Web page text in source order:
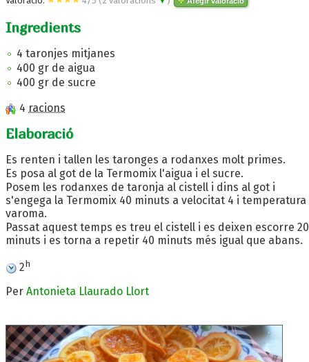
Ingredients
4 taronjes mitjanes
400 gr de aigua
400 gr de sucre
4 racions
Elaboració
Es renten i tallen les taronges a rodanxes molt primes.
Es posa al got de la Termomix l'aigua i el sucre.
Posem les rodanxes de taronja al cistell i dins al got i
s'engega la Termomix 40 minuts a velocitat 4 i temperatura
varoma.
Passat aquest temps es treu el cistell i es deixen escorre 20
minuts i es torna a repetir 40 minuts més igual que abans.
2h
Per Antonieta Llaurado Llort